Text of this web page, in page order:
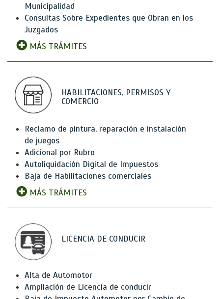
Municipalidad
Consultas Sobre Expedientes que Obran en los
Juzgados
MÁS TRÁMITES
HABILITACIONES, PERMISOS Y
COMERCIO
Reclamo de pintura, reparación e instalación
de juegos
Adicional por Rubro
Autoliquidación Digital de Impuestos
Baja de Habilitaciones comerciales
MÁS TRÁMITES
LICENCIA DE CONDUCIR
Alta de Automotor
Ampliación de Licencia de conducir